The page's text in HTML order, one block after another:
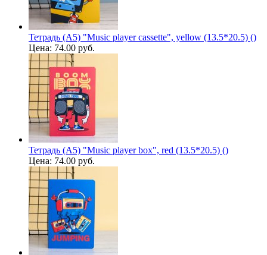
Тетрадь (A5) "Music player cassette", yellow (13.5*20.5) ()
Цена: 74.00 руб.
Тетрадь (A5) "Music player box", red (13.5*20.5) ()
Цена: 74.00 руб.